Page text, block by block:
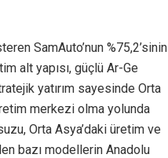
SamAuto’nun %75,2’sinin
alt yapısı, güçlü Ar-Ge
yatırım sayesinde Orta
merkezi olma yolunda
Orta Asya’daki üretim ve
bazı modellerin Anadolu